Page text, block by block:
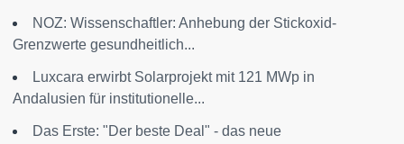
NOZ: Wissenschaftler: Anhebung der Stickoxid-
Grenzwerte gesundheitlich...
Luxcara erwirbt Solarprojekt mit 121 MWp in
Andalusien für institutionelle...
Das Erste: "Der beste Deal" - das neue